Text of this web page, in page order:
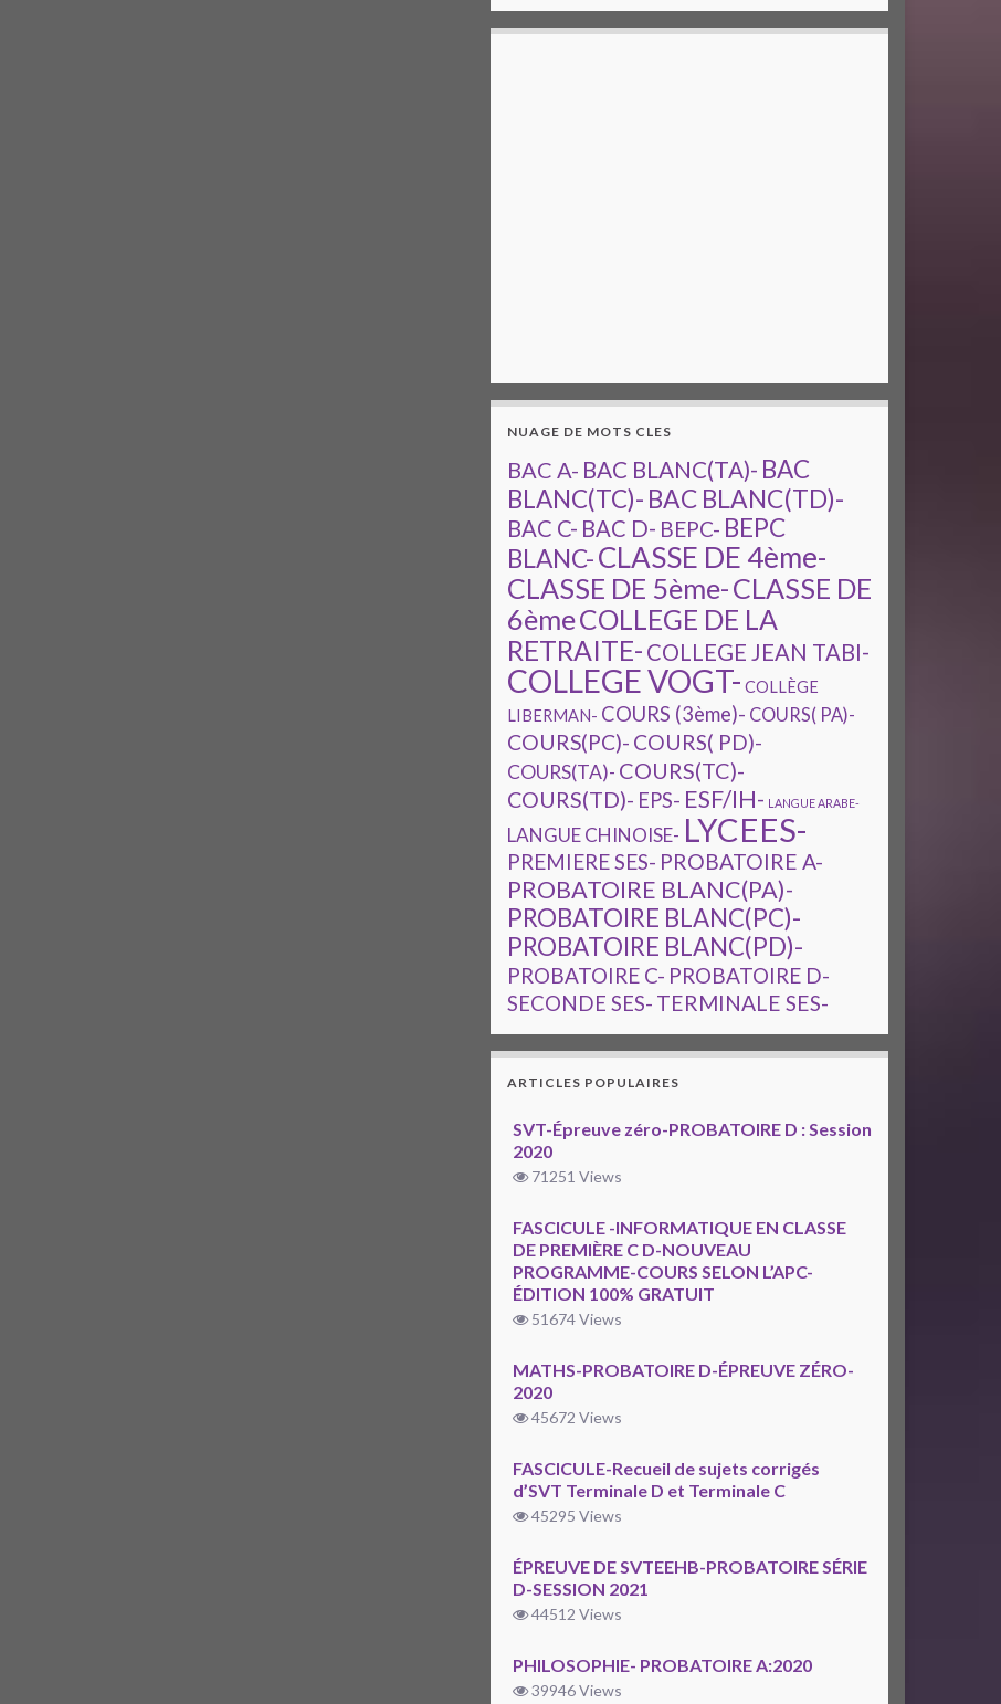
NUAGE DE MOTS CLES
BAC A- BAC BLANC(TA)- BAC
BLANC(TC)- BAC BLANC(TD)-
BAC C- BAC D- BEPC- BEPC
BLANC-CLASSE DE 4ème-
CLASSE DE 5ème-CLASSE DE
6èmeCOLLEGE DE LA
RETRAITE- COLLEGE JEAN TABI-
COLLEGE VOGT- COLLÈGE
LIBERMAN- COURS (3ème)- COURS( PA)-
COURS(PC)- COURS( PD)-
COURS(TA)- COURS(TC)-
COURS(TD)- EPS- ESF/IH- LANGUE ARABE-
LANGUE CHINOISE- LYCEES-
PREMIERE SES- PROBATOIRE A-
PROBATOIRE BLANC(PA)-
PROBATOIRE BLANC(PC)-
PROBATOIRE BLANC(PD)-
PROBATOIRE C- PROBATOIRE D-
SECONDE SES- TERMINALE SES-
ARTICLES POPULAIRES
SVT-Épreuve zéro-PROBATOIRE D : Session
2020
71251 Views
FASCICULE -INFORMATIQUE EN CLASSE
DE PREMIÈRE C D-NOUVEAU
PROGRAMME-COURS SELON L’APC-
ÉDITION 100% GRATUIT
51674 Views
MATHS-PROBATOIRE D-ÉPREUVE ZÉRO-
2020
45672 Views
FASCICULE-Recueil de sujets corrigés
d’SVT Terminale D et Terminale C
45295 Views
ÉPREUVE DE SVTEEHB-PROBATOIRE SÉRIE
D-SESSION 2021
44512 Views
PHILOSOPHIE- PROBATOIRE A:2020
39946 Views